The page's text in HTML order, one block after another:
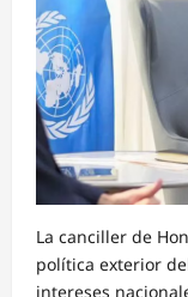
La canciller de
política exterior
intereses